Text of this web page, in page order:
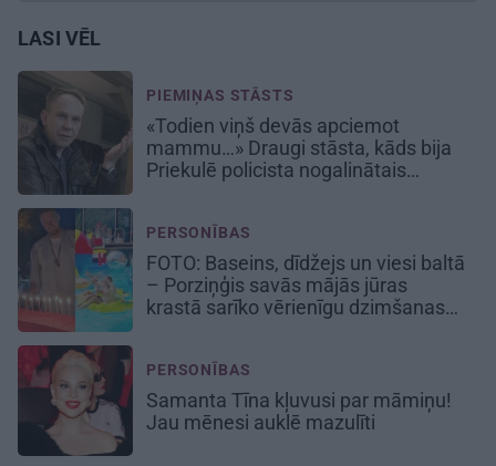
LASI VĒL
PIEMIŅAS STĀSTS
«Todien viņš devās apciemot
mammu…» Draugi stāsta, kāds bija
Priekulē policista nogalinātais
PERSONĪBAS
FOTO: Baseins, dīdžejs un viesi baltā
– Porziņģis savās mājās jūras
krastā sarīko vērienīgu dzimšanas
PERSONĪBAS
Samanta Tīna kļuvusi par māmiņu!
Jau mēnesi auklē mazulīti